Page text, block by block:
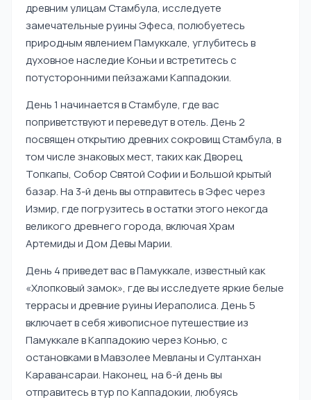
древним улицам Стамбула, исследуете
замечательные руины Эфеса, полюбуетесь
природным явлением Памуккале, углубитесь в
духовное наследие Коньи и встретитесь с
потусторонними пейзажами Каппадокии.
День 1 начинается в Стамбуле, где вас
поприветствуют и переведут в отель. День 2
посвящен открытию древних сокровищ Стамбула, в
том числе знаковых мест, таких как Дворец
Топкапы, Собор Святой Софии и Большой крытый
базар. На 3-й день вы отправитесь в Эфес через
Измир, где погрузитесь в остатки этого некогда
великого древнего города, включая Храм
Артемиды и Дом Девы Марии.
День 4 приведет вас в Памуккале, известный как
«Хлопковый замок», где вы исследуете яркие белые
террасы и древние руины Иераполиса. День 5
включает в себя живописное путешествие из
Памуккале в Каппадокию через Конью, с
остановками в Мавзолее Мевланы и Султанхан
Каравансараи. Наконец, на 6-й день вы
отправитесь в тур по Каппадокии, любуясь